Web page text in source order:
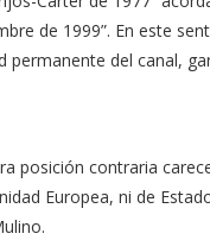
de 1999”. En este
permanente del canal,
posición contraria
Europea, ni de